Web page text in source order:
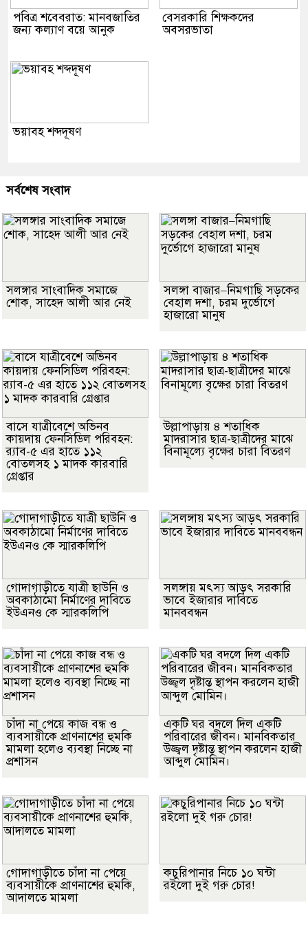
পবিত্র শবেবরাত: মানবজাতির
জন্য কল্যাণ বয়ে আনুক
বেসরকারি শিক্ষকদের
অবসরভাতা
ভয়াবহ শব্দদূষণ
সর্বশেষ সংবাদ
সলঙ্গার সাংবাদিক সমাজে
শোক, সাহেদ আলী আর নেই
সলঙ্গা বাজার–নিমগাছি সড়কের
বেহাল দশা, চরম দুর্ভোগে
হাজারো মানুষ
বাসে যাত্রীবেশে অভিনব
কায়দায় ফেনসিডিল পরিবহন:
র‍্যাব-৫ এর হাতে ১১২
বোতলসহ ১ মাদক কারবারি
গ্রেপ্তার
উল্লাপাড়ায় ৪ শতাধিক
মাদরাসার ছাত্র-ছাত্রীদের মাঝে
বিনামূল্যে বৃক্ষের চারা বিতরণ
গোদাগাড়ীতে যাত্রী ছাউনি ও
অবকাঠামো নির্মাণের দাবিতে
ইউএনও কে স্মারকলিপি
সলঙ্গায় মৎস্য আড়ৎ সরকারি
ভাবে ইজারার দাবিতে
মানববন্ধন
চাঁদা না পেয়ে কাজ বন্ধ ও
ব্যবসায়ীকে প্রাণনাশের হুমকি
মামলা হলেও ব্যবস্থা নিচ্ছে না
প্রশাসন
একটি ঘর বদলে দিল একটি
পরিবারের জীবন। মানবিকতার
উজ্জ্বল দৃষ্টান্ত স্থাপন করলেন হাজী
আব্দুল মোমিন।
গোদাগাড়ীতে চাঁদা না পেয়ে
ব্যবসায়ীকে প্রাণনাশের হুমকি,
আদালতে মামলা
কচুরিপানার নিচে ১০ ঘন্টা
রইলো দুই গরু চোর!